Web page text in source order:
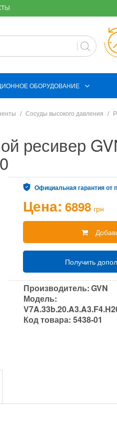
ОБОРУДОВАНИЕ
Сосуды высокого давления
ресивер
Официальная гарантия от
Цена: 6898 грн
Получить
Производитель:GVN
Модель:
Код товара:5438-01